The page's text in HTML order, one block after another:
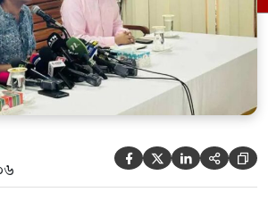
    